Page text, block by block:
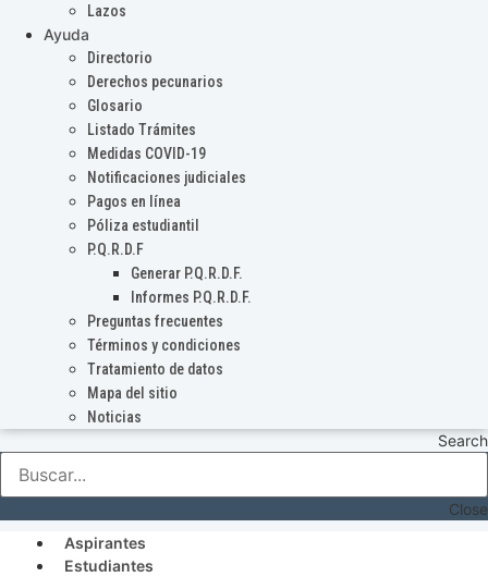
Lazos
Ayuda
Directorio
Derechos pecunarios
Glosario
Listado Trámites
Medidas COVID-19
Notificaciones judiciales
Pagos en línea
Póliza estudiantil
P.Q.R.D.F
Generar P.Q.R.D.F.
Informes P.Q.R.D.F.
Preguntas frecuentes
Términos y condiciones
Tratamiento de datos
Mapa del sitio
Noticias
Search
Close
Aspirantes
Estudiantes